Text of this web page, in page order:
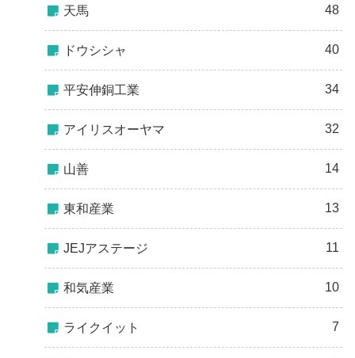
天馬 48
ドウシシャ 40
平安伸銅工業 34
アイリスオーヤマ 32
山善 14
東和産業 13
JEJアステージ 11
和気産業 10
ライクイット 7